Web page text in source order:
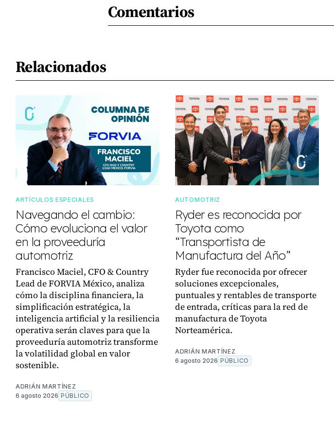
Comentarios
Relacionados
ARTÍCULOS ESPECIALES
Navegando el cambio:
Cómo evoluciona el valor
en la proveeduría
automotriz
Francisco Maciel, CFO & Country
Lead de FORVIA México, analiza
cómo la disciplina financiera, la
simplificación estratégica, la
inteligencia artificial y la resiliencia
operativa serán claves para que la
proveeduría automotriz transforme
la volatilidad global en valor
sostenible.
ADRIÁN MARTÍNEZ
6 agosto 2026 PÚBLICO
AUTOMOTRIZ
Ryder es reconocida por
Toyota como
“Transportista de
Manufactura del Año”
Ryder fue reconocida por ofrecer
soluciones excepcionales,
puntuales y rentables de transporte
de entrada, críticas para la red de
manufactura de Toyota
Norteamérica.
ADRIÁN MARTÍNEZ
6 agosto 2026 PÚBLICO